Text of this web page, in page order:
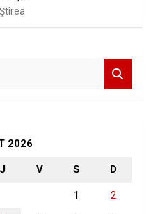
Ştirea
2026
J V S D
1 2